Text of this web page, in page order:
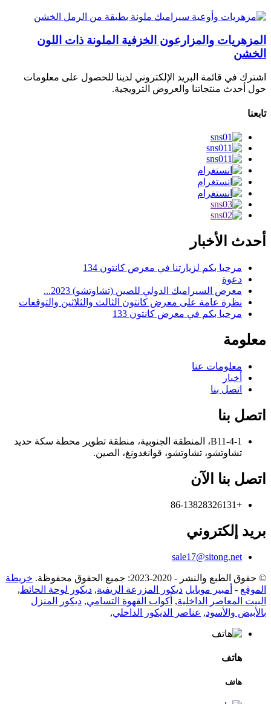
المزهريات والمزارعون الخزفية الملونة ذات اللون
الخشن
اشترك في قائمة البريد الإلكتروني لدينا للحصول على معلومات
حول أحدث منتجاتنا والعروض الترويجية.
تابعنا
أحدث الأخبار
مرحبا بكم لزيارتنا في معرض كانتون 134
دعوة
معرض السيراميك الدولي للصين (تشاوتشو) 2023...
نظرة عامة على معرض كانتون الثالث والثلاثين والتوقعات
مرحبا بكم في معرض كانتون 133
معلومة
معلومات عنا
أخبار
اتصل بنا
اتصل بنا
B11-4-1، المنطقة الجنوبية، منطقة تطوير محطة سكة حديد
تشاوتشو، تشاوتشو، قوانغدونغ، الصين.
اتصل بنا الآن
+86-13828326131
بريد إلكتروني
sale17@sitong.net
© حقوق الطبع والنشر - 2020-2023: جميع الحقوق محفوظة.
خريطة
الموقع - أمبير موبايل ديكور المزرعة الريفية, ديكور لوحة الحائط,
البيت المعاصر الداخلية, أكواب القهوة التسامي, ديكور المنزل
بالأبيض والأسود, عناصر الديكور الداخلي,
هاتف
هاتف